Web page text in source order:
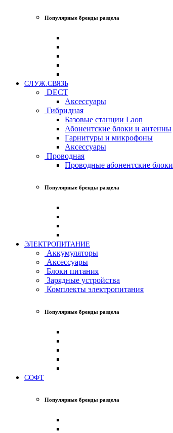
Популярные бренды раздела
СЛУЖ.СВЯЗЬ
DECT
Аксессуары
Гибридная
Базовые станции Laon
Абонентские блоки и антенны
Гарнитуры и микрофоны
Аксессуары
Проводная
Проводные абонентские блоки
Популярные бренды раздела
ЭЛЕКТРОПИТАНИЕ
Аккумуляторы
Аксессуары
Блоки питания
Зарядные устройства
Комплекты электропитания
Популярные бренды раздела
СОФТ
Популярные бренды раздела